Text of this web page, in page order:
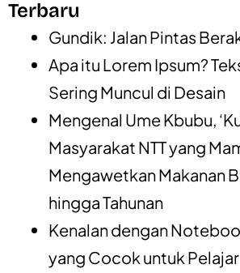
Terbaru
Gundik: Jalan Pintas
Apa itu Lorem Ipsum?
Sering Muncul di Desain
Mengenal Ume Kbubu,
Masyarakat NTT yang
Mengawetkan Makanan
hingga Tahunan
Kenalan dengan
yang Cocok untuk Pelajar